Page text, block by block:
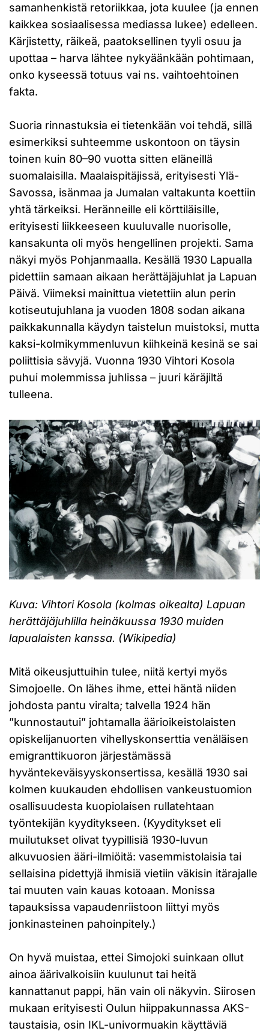
samanhenkistä retoriikkaa, jota kuulee (ja ennen
kaikkea sosiaalisessa mediassa lukee) edelleen.
Kärjistetty, räikeä, paatoksellinen tyyli osuu ja
upottaa – harva lähtee nykyäänkään pohtimaan,
onko kyseessä totuus vai ns. vaihtoehtoinen
fakta.
Suoria rinnastuksia ei tietenkään voi tehdä, sillä
esimerkiksi suhteemme uskontoon on täysin
toinen kuin 80–90 vuotta sitten eläneillä
suomalaisilla. Maalaispitäjissä, erityisesti Ylä-
Savossa, isänmaa ja Jumalan valtakunta koettiin
yhtä tärkeiksi. Heränneille eli körttiläisille,
erityisesti liikkeeseen kuuluvalle nuorisolle,
kansakunta oli myös hengellinen projekti. Sama
näkyi myös Pohjanmaalla. Kesällä 1930 Lapualla
pidettiin samaan aikaan herättäjäjuhlat ja Lapuan
Päivä. Viimeksi mainittua vietettiin alun perin
kotiseutujuhlana ja vuoden 1808 sodan aikana
paikkakunnalla käydyn taistelun muistoksi, mutta
kaksi-kolmikymmenluvun kiihkeinä kesinä se sai
poliittisia sävyjä. Vuonna 1930 Vihtori Kosola
puhui molemmissa juhlissa – juuri käräjiltä
tulleena.
Kuva: Vihtori Kosola (kolmas oikealta) Lapuan
herättäjäjuhlilla heinäkuussa 1930 muiden
lapualaisten kanssa. (Wikipedia)
Mitä oikeusjuttuihin tulee, niitä kertyi myös
Simojoelle. On lähes ihme, ettei häntä niiden
johdosta pantu viralta; talvella 1924 hän
”kunnostautui” johtamalla äärioikeistolaisten
opiskelijanuorten vihellyskonserttia venäläisen
emigranttikuoron järjestämässä
hyväntekeväisyyskonsertissa, kesällä 1930 sai
kolmen kuukauden ehdollisen vankeustuomion
osallisuudesta kuopiolaisen rullatehtaan
työntekijän kyyditykseen. (Kyyditykset eli
muilutukset olivat tyypillisiä 1930-luvun
alkuvuosien ääri-ilmiöitä: vasemmistolaisia tai
sellaisina pidettyjä ihmisiä vietiin väkisin itärajalle
tai muuten vain kauas kotoaan. Monissa
tapauksissa vapaudenriistoon liittyi myös
jonkinasteinen pahoinpitely.)
On hyvä muistaa, ettei Simojoki suinkaan ollut
ainoa äärivalkoisiin kuulunut tai heitä
kannattanut pappi, hän vain oli näkyvin. Siirosen
mukaan erityisesti Oulun hiippakunnassa AKS-
taustaisia, osin IKL-univormuakin käyttäviä